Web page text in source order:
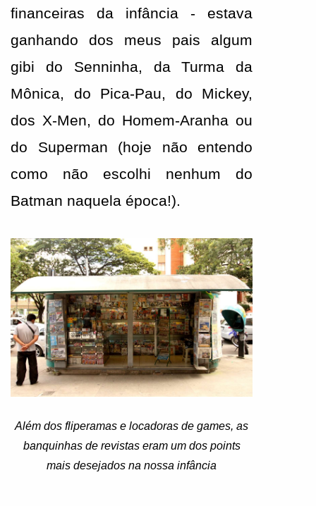
financeiras da infância - estava
ganhando dos meus pais algum
gibi do Senninha, da Turma da
Mônica, do Pica-Pau, do Mickey,
dos X-Men, do Homem-Aranha ou
do Superman (hoje não entendo
como não escolhi nenhum do
Batman naquela época!).
Além dos fliperamas e locadoras de games, as
banquinhas de revistas eram um dos points
mais desejados na nossa infância